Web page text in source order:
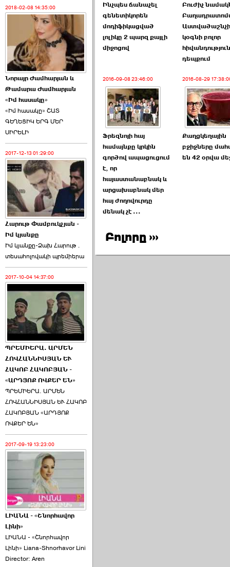
2026-06-09 00:41:00
Որպես ընդդիմադիր
ընտրող՝ ›››
2018-02-08 14:35:00
Նորայր Ժամհարյան և
Թամարա Ժամհարյան
«Իմ հասակը»
«Իմ հասակը» ՇԱՏ
ԳԵՂԵՑԻԿ ԵՐԳ ՄԵՐ
ՍԻՐԵԼԻ
2017-12-13 01:29:00
Հարութ Փամբուկչյան -
Իմ կյանքը
Իմ կյանքը-Ձախ Հարnւթ․
տեuաhnլnվակի պրեմիերա
2017-10-04 14:37:00
ՊՐԵՄԻԵՐԱ. ԱՐՄԵՆ
ՀՈՎՀԱՆՆԻՍՅԱՆ ԵՒ
ՀԱԿՈԲ ՀԱԿՈԲՅԱՆ -
«ԱՐԴՅՈՔ ՈՎՔԵՐ ԵՆ»
ՊՐԵՄԻԵՐԱ. ԱՐՄԵՆ
ՀՈՎՀԱՆՆԻՍՅԱՆ ԵՒ ՀԱԿՈԲ
ՀԱԿՈԲՅԱՆ «ԱՐԴՅՈՔ
ՈՎՔԵՐ ԵՆ»
2017-09-19 13:23:00
ԼԻԱՆԱ - «Շնորհավոր
Լինի»
ԼԻԱՆԱ - «Շնորհավոր
Լինի» Liana-Shnorhavor Lini
Director: Aren
Ինչպես ճանաչել
գենետիկորեն
մոդիֆիկացված
լոլիկը 2 պարզ քայլի
միջոցով
Բուժիչ
կօգնի բոլոր
դեպքում
2016-09-08 23:46:00
Ֆրեզնոյի հայ
համայնքը կրկին
գործով ապացուցում
է, որ
հայաստանաբնակ և
արցախաբնակ մեր
հայ ժողովուրդը
մենակ չէ ...
2016-08-29
Քաղցկեղային
բջիջները
են 42 օրվա
Բոլորը ›››